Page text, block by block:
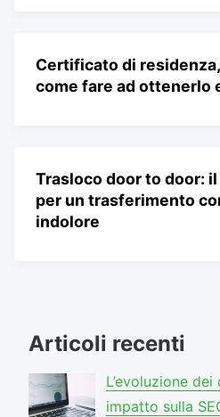
Certificato di
come fare ad ottenerlo
Trasloco door to door:
per un trasferimento
indolore
Articoli recenti
L’evoluzione
impatto sulla